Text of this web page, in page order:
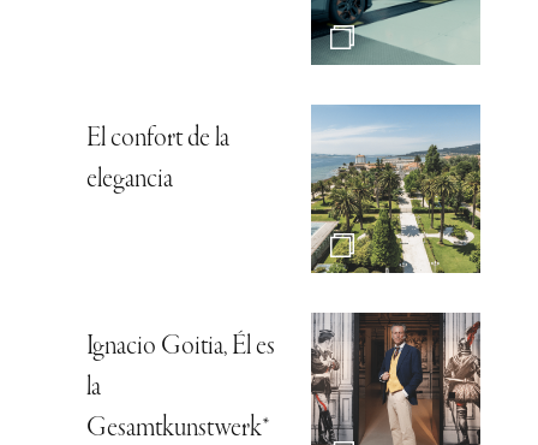
El confort de la
elegancia
Ignacio Goitia, Él es
la
Gesamtkunstwerk*